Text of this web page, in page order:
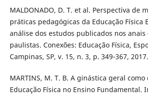
MALDONADO, D. T. et al. Perspectiva de
práticas pedagógicas da Educação Física
análise dos estudos publicados nos anais
paulistas. Conexões: Educação Física,
Campinas, SP, v. 15, n. 3, p. 349-367, 2017.
MARTINS, M. T. B. A ginástica geral
Educação Física no Ensino Fundamental.